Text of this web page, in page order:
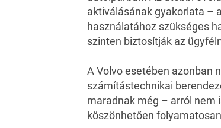
aktiválásának gyakorlata –
használatához szükséges
szinten biztosítják az
A Volvo esetében azonban
számítástechnikai
maradnak még – arról nem
köszönhetően